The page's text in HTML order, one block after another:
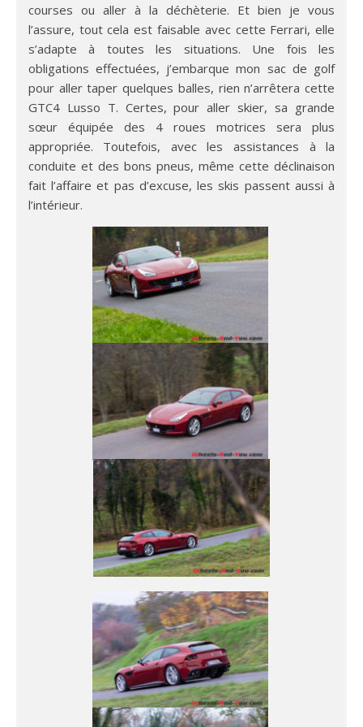
courses ou aller à la déchèterie. Et bien je vous
l’assure, tout cela est faisable avec cette Ferrari, elle
s’adapte à toutes les situations. Une fois les
obligations effectuées, j’embarque mon sac de golf
pour aller taper quelques balles, rien n’arrêtera cette
GTC4 Lusso T. Certes, pour aller skier, sa grande
sœur équipée des 4 roues motrices sera plus
appropriée. Toutefois, avec les assistances à la
conduite et des bons pneus, même cette déclinaison
fait l’affaire et pas d’excuse, les skis passent aussi à
l’intérieur.